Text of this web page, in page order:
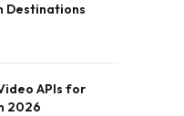
Destinations
APIs for
2026